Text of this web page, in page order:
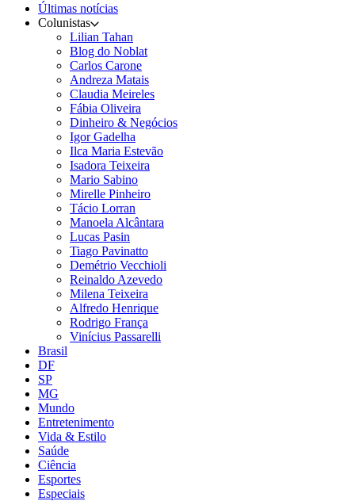
Últimas notícias
Colunistas
Lilian Tahan
Blog do Noblat
Carlos Carone
Andreza Matais
Claudia Meireles
Fábia Oliveira
Dinheiro & Negócios
Igor Gadelha
Ilca Maria Estevão
Isadora Teixeira
Mario Sabino
Mirelle Pinheiro
Tácio Lorran
Manoela Alcântara
Lucas Pasin
Tiago Pavinatto
Demétrio Vecchioli
Reinaldo Azevedo
Milena Teixeira
Alfredo Henrique
Rodrigo França
Vinícius Passarelli
Brasil
DF
SP
MG
Mundo
Entretenimento
Vida & Estilo
Saúde
Ciência
Esportes
Especiais